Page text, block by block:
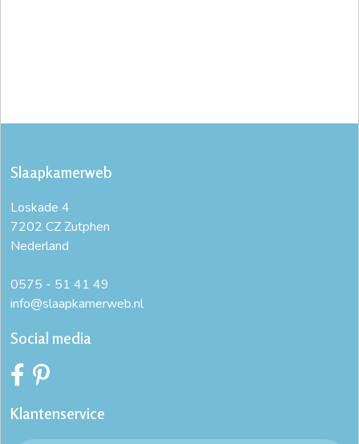
Slaapkamerweb
Loskade 4
7202 CZ Zutphen
Nederland
0575 - 51 41 49
info@slaapkamerweb.nl
Social media
Klantenservice